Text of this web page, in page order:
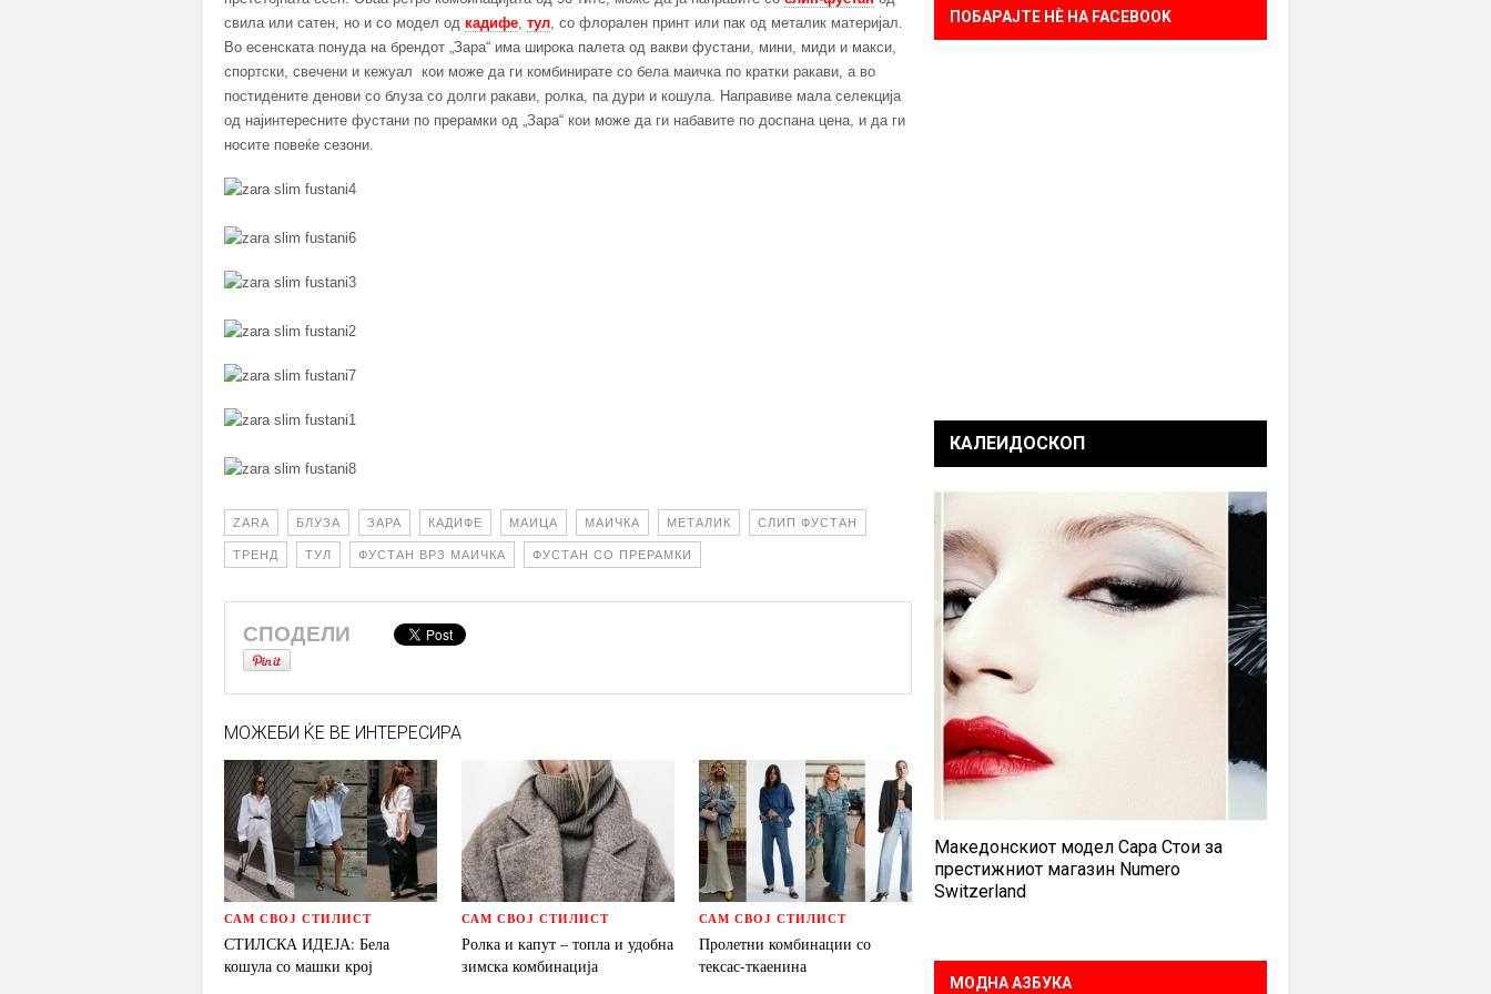
свила или сатен, но и со модел од кадифе, тул, со флорален принт или пак од металик материјал.
Во есенската понуда на брендот „Зара“ има широка палета од вакви фустани, мини, миди и макси,
спортски, свечени и кежуал кои може да ги комбинирате со бела маичка по кратки ракави, а во
постидените денови со блуза со долги ракави, ролка, па дури и кошула. Направиве мала селекција
од најинтересните фустани по прерамки од „Зара“ кои може да ги набавите по доспана цена, и да ги
носите повеќе сезони.
ZARA БЛУЗА ЗАРА КАДИФЕ МАИЦА МАИЧКА МЕТАЛИК СЛИП ФУСТАН
ТРЕНД ТУЛ ФУСТАН ВРЗ МАИЧКА ФУСТАН СО ПРЕРАМКИ
СПОДЕЛИ
МОЖЕБИ ЌЕ ВЕ ИНТЕРЕСИРА
САМ СВОЈ СТИЛИСТ
СТИЛСКА ИДЕЈА: Бела
кошула со машки крој
САМ СВОЈ СТИЛИСТ
Ролка и капут – топла и удобна
зимска комбинација
САМ СВОЈ СТИЛИСТ
Пролетни комбинации со
тексас-ткаенина
ПОБАРАЈТЕ НÈ НА FACEBOOK
КАЛЕИДОСКОП
Македонскиот модел Сара Стои за
престижниот магазин Numero
Switzerland
МОДНА АЗБУКА